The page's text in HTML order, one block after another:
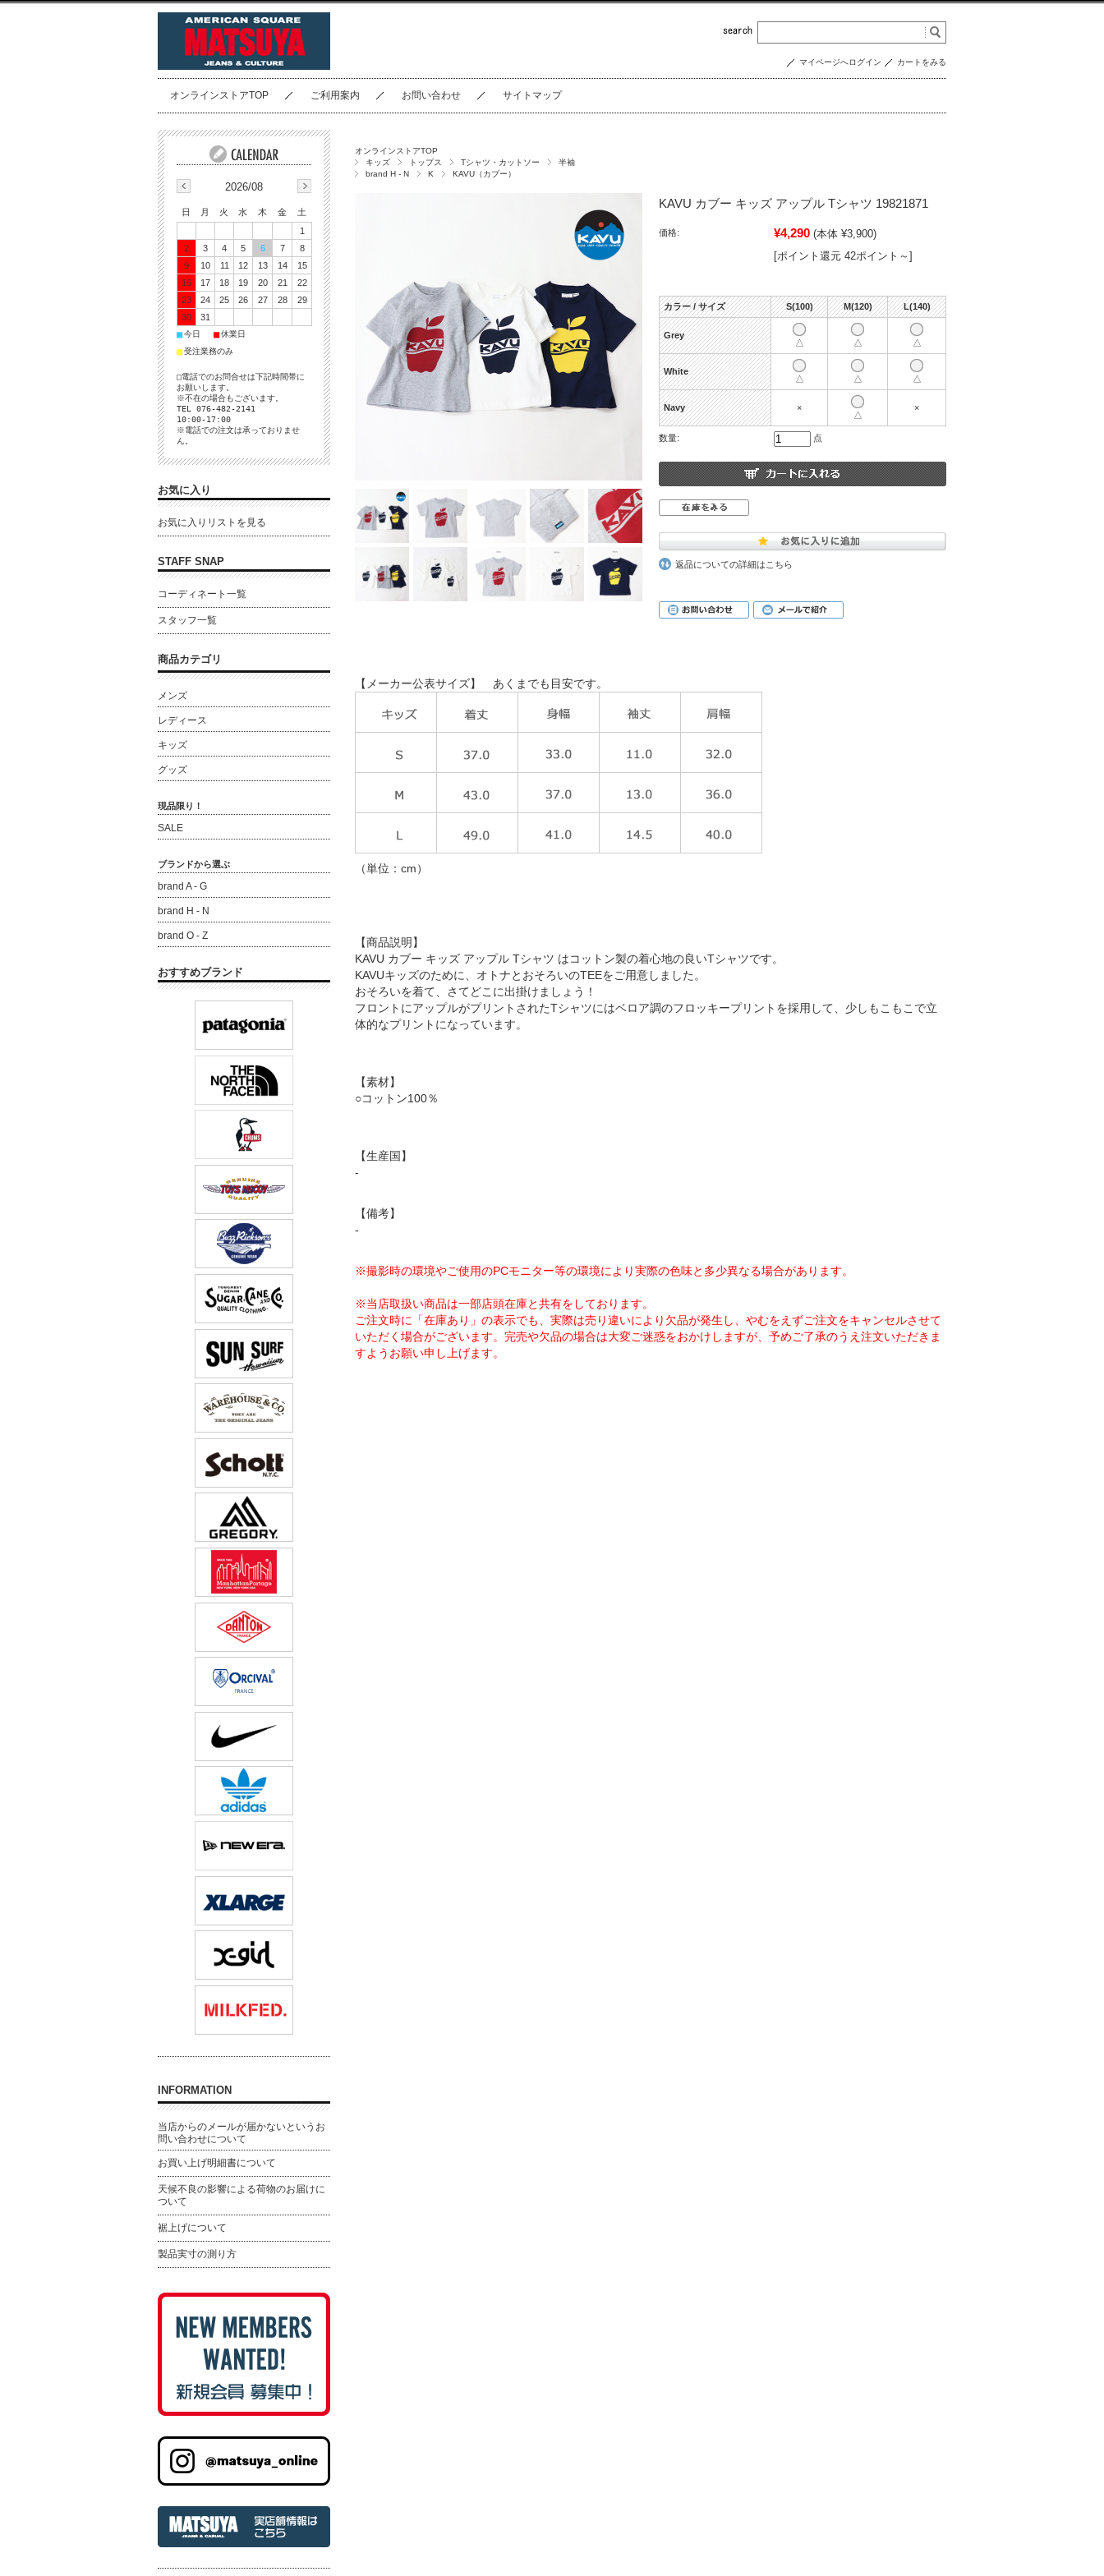
マイページへログイン カートをみる
オンラインストアTOP ご利用案内 お問い合わせ サイトマップ
オンラインストアTOP
キッズ
トップス Tシャツ・カットソー
半袖
brand H - N
K KAVU（カブー）
KAVU カブー キッズ アップル Tシャツ 19821871
価格: ¥4,290 (本体 ¥3,900)
[ポイント還元 42ポイント～]
カラー / サイズ S(100) M(120) L(140)
Grey
△ △ △
White
△ △ △
Navy ×
△
×
数量: 点
返品についての詳細はこちら
【メーカー公表サイズ】 あくまでも目安です。
（単位：cm）
【商品説明】
KAVU カブー キッズ アップル Tシャツ はコットン製の着心地の良いTシャツです。
KAVUキッズのために、オトナとおそろいのTEEをご用意しました。
おそろいを着て、さてどこに出掛けましょう！
フロントにアップルがプリントされたTシャツにはベロア調のフロッキープリントを採用して、少しもこもこで立
体的なプリントになっています。
【素材】
○コットン100％
【生産国】
-
【備考】
-
※撮影時の環境やご使用のPCモニター等の環境により実際の色味と多少異なる場合があります。
※当店取扱い商品は一部店頭在庫と共有をしております。
ご注文時に「在庫あり」の表示でも、実際は売り違いにより欠品が発生し、やむをえずご注文をキャンセルさせて
いただく場合がございます。完売や欠品の場合は大変ご迷惑をおかけしますが、予めご了承のうえ注文いただきま
すようお願い申し上げます。
2026/08
日 月 火 水 木 金
土
1
2
3 4 5 6 7
8
9
10 11 12 13 14
15
16
17 18 19 20 21
22
23
24 25 26 27 28
29
30
31
■今日 ■休業日
■受注業務のみ
□電話でのお問合せは下記時間帯に
お願いします。
※不在の場合もございます。
TEL 076-482-2141
10:00-17:00
※電話での注文は承っておりませ
ん。
お気に入り
お気に入りリストを見る
STAFF SNAP
コーディネート一覧
スタッフ一覧
商品カテゴリ
メンズ
レディース
キッズ
グッズ
現品限り！
SALE
ブランドから選ぶ
brand A - G
brand H - N
brand O - Z
おすすめブランド
INFORMATION
当店からのメールが届かないというお
問い合わせについて
お買い上げ明細書について
天候不良の影響による荷物のお届けに
ついて
裾上げについて
製品実寸の測り方